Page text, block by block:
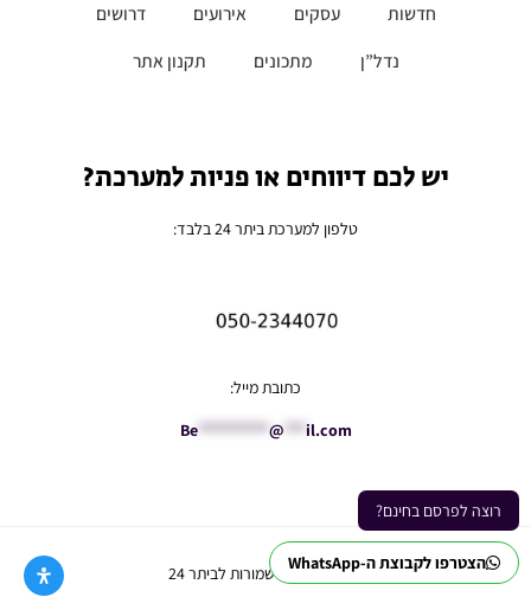
הצטרפו לקבוצת ה-WhatsApp
רוצה לפרסם בחינם?
חדשות עסקים אירועים
דרושים
נדל”ן
מתכונים תקנון אתר
יש לכם דיווחים או פניות למערכת?
טלפון למערכת ביתר 24 בלבד:
כתובת מייל:
Be********** @ *** il.com
Ⓒ כל הזכויות שמורות לביתר 24